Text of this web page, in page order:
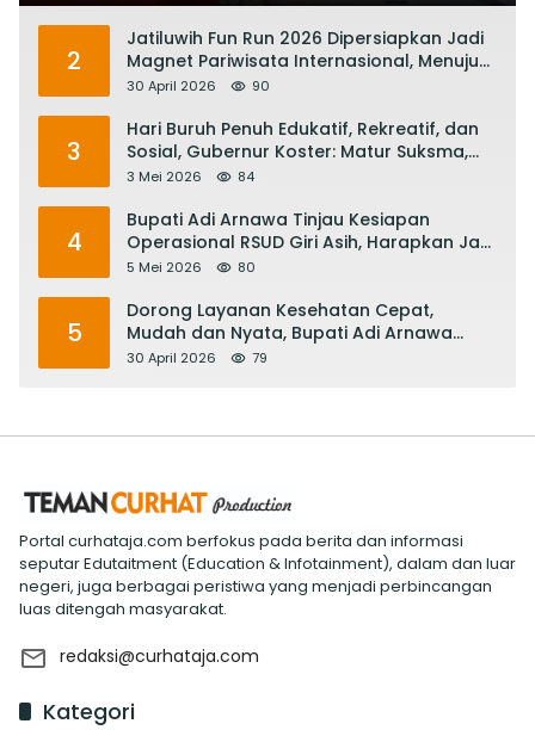
2
Jatiluwih Fun Run 2026 Dipersiapkan Jadi
Magnet Pariwisata Internasional, Menuju
Satu Abad Pariwisata Bali
30 April 2026 90
3
Hari Buruh Penuh Edukatif, Rekreatif, dan
Sosial, Gubernur Koster: Matur Suksma,
Keringat Pekerja Mesin Ekonomi Bali
3 Mei 2026 84
4
Bupati Adi Arnawa Tinjau Kesiapan
Operasional RSUD Giri Asih, Harapkan Jadi
RS Rujukan Terbaik
5 Mei 2026 80
5
Dorong Layanan Kesehatan Cepat,
Mudah dan Nyata, Bupati Adi Arnawa
Evaluasi ‘Mantap Nak Badung’
30 April 2026 79
Portal curhataja.com berfokus pada berita dan informasi
seputar Edutaitment (Education & Infotainment), dalam dan luar
negeri, juga berbagai peristiwa yang menjadi perbincangan
luas ditengah masyarakat.
redaksi@curhataja.com
Kategori